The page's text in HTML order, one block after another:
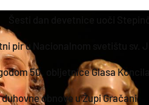
pir u Nacionalnom svetištu sv.
50. obljetnice Glasa Koncila
obnove u Župi Gračani